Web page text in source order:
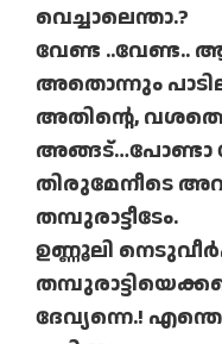
വെച്ചാലെന്താ.?
വേണ്ട
അതൊന്നും
അതിന്റെ,
അങ്ങട്…പോണ്ടാ
തിരുമേനീടെ
തമ്പുരാട്ടീടേം.
ഉണ്ണൂലി
ദേവ്യന്നെ.!